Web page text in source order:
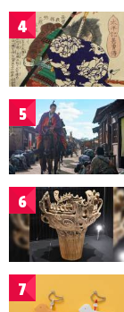
4
5
6
7